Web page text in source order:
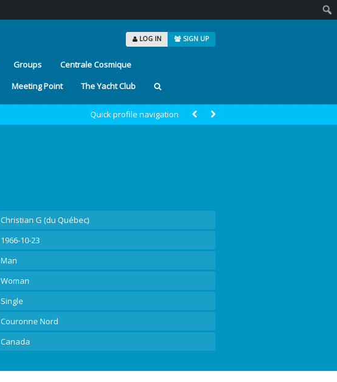
LOG IN SIGN UP
Groups
Centrale Cosmique
Meeting Point The Yacht Club
Quick profile navigation
Christian G (du Québec)
1966-10-23
Man
Woman
Single
Couronne Nord
Canada